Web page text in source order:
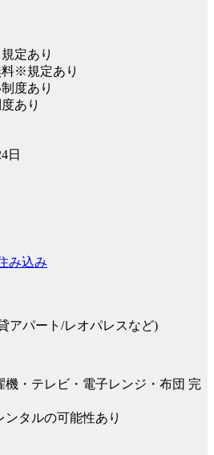
定あり
料※規定あり
度あり
あり
日
み込み
アパート/レオパレスなど)
機・テレビ・電子レンジ・布団 完
タルの可能性あり